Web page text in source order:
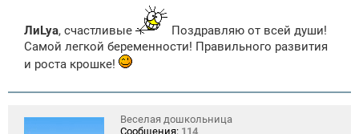
е
н
и
ЛиLya, счастливые
Поздравляю от всей души!
Самой легкой беременности! Правильного развития
и роста крошке!
Веселая дошкольница
Сообщения: 114